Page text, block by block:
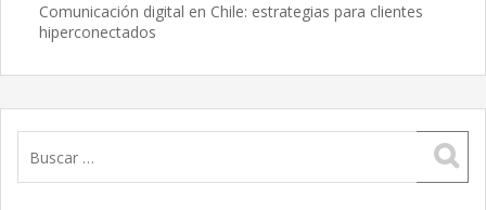
Comunicación digital en Chile: estrategias para clientes
hiperconectados